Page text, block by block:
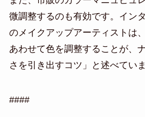
微調整するのも有効です。イン
のメイクアップアーティストは
あわせて色を調整することが、
さを引き出すコツ」と述べていま
####